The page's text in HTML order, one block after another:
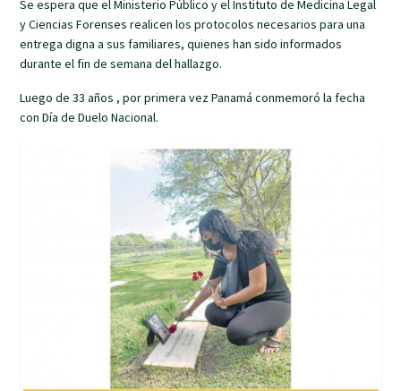
Se espera que el Ministerio Público y el Instituto de Medicina Legal
y Ciencias Forenses realicen los protocolos necesarios para una
entrega digna a sus familiares, quienes han sido informados
durante el fin de semana del hallazgo.
Luego de 33 años , por primera vez Panamá conmemoró la fecha
con Día de Duelo Nacional.